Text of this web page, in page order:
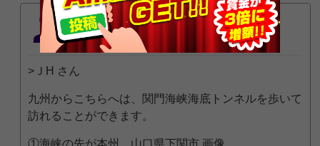
ＪH 一般 12位
2021年3月19日 10:48 PM
>ＪH さん
九州からこちらへは、関門海峡海底トンネルを歩いて
訪れることができます。
①海峡の先が本州、山口県下関市 画像